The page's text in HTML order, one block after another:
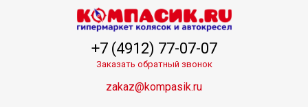
+7 (4912) 77-07-07
Заказать обратный звонок
zakaz@kompasik.ru